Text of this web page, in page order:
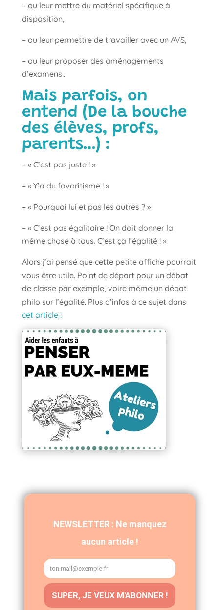
– ou leur mettre du matériel spécifique à
disposition,
– ou leur permettre de travailler avec un AVS,
– ou leur proposer des aménagements
d’examens…
Mais parfois, on
entend (De la bouche
des élèves, profs,
parents…) :
– « C’est pas juste ! »
– « Y’a du favoritisme ! »
– « Pourquoi lui et pas les autres ? »
– « C’est pas égalitaire ! On doit donner la
même chose à tous. C’est ça l’égalité ! »
Alors j’ai pensé que cette petite affiche pourrait
vous être utile. Point de départ pour un débat
de classe par exemple, voire même un débat
philo sur l’égalité. Plus d’infos à ce sujet dans
cet article :